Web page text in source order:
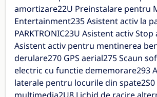
amortizare22U Preinstalare pentru
Entertainment235 Asistent activ la
PARKTRONIC23U Asistent activ
Asistent activ pentru mentinerea
derulare270 GPS aerial275 Scaun
electric cu functie dememorare293
laterale pentru locurile din